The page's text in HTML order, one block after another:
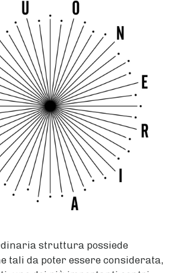
struttura possiede
tali da poter essere considerata,